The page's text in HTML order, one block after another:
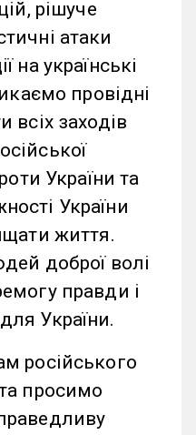
рішуче
атаки
на українські
провідні
всіх заходів
України та
України
життя.
доброї волі
правди і
України.
російського
просимо